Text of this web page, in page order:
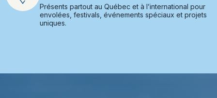
Présents partout au Québec et à l’international pour
envolées, festivals, événements spéciaux et projets
uniques.